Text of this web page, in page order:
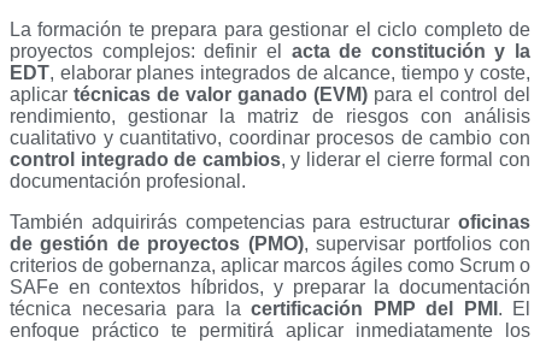
La formación te prepara para gestionar el ciclo completo de
proyectos complejos: definir el acta de constitución y la
EDT, elaborar planes integrados de alcance, tiempo y coste,
aplicar técnicas de valor ganado (EVM) para el control del
rendimiento, gestionar la matriz de riesgos con análisis
cualitativo y cuantitativo, coordinar procesos de cambio con
control integrado de cambios, y liderar el cierre formal con
documentación profesional.
También adquirirás competencias para estructurar oficinas
de gestión de proyectos (PMO), supervisar portfolios con
criterios de gobernanza, aplicar marcos ágiles como Scrum o
SAFe en contextos híbridos, y preparar la documentación
técnica necesaria para la certificación PMP del PMI . El
enfoque práctico te permitirá aplicar inmediatamente los